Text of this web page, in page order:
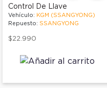
Control De Llave
Vehículo: KGM (SSANGYONG)
Repuesto: SSANGYONG
$22.990